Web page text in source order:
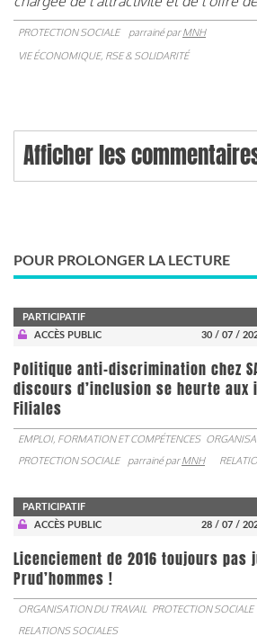
PROTECTION SOCIALE parrainé parMNH
VIE ÉCONOMIQUE, RSE & SOLIDARITÉ
Afficher les
POUR PROLONGER LA LECTURE
PARTICIPATIF
ACCÈS PUBLIC
30 / 07 /
Politique anti-discrimination chez
discours d’inclusion se heurte aux
Filiales
EMPLOI, FORMATION ET COMPÉTENCES
PROTECTION SOCIALE
parrainé parMNH
PARTICIPATIF
ACCÈS PUBLIC
28 / 07 /
Licenciement de 2016 toujours pas
Prud’hommes !
ORGANISATION DU TRAVAIL PROTECTION SOCIALE
RELATIONS SOCIALES